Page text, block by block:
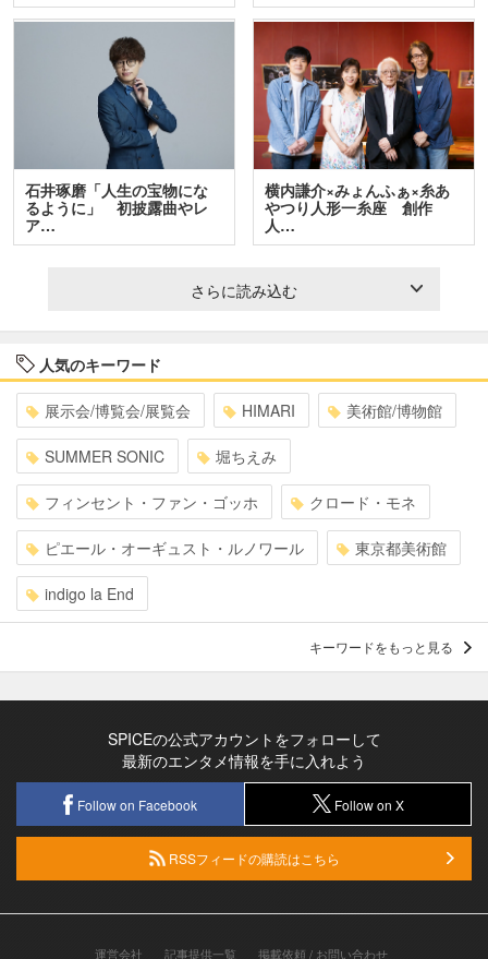
石井琢磨「人生の宝物にな
るように」 初披露曲やレ
ア…
横内謙介×みょんふぁ×糸あ
やつり人形一糸座 創作
人…
さらに読み込む
人気のキーワード
展示会/博覧会/展覧会 HIMARI 美術館/博物館
SUMMER SONIC 堀ちえみ
フィンセント・ファン・ゴッホ クロード・モネ
ピエール・オーギュスト・ルノワール 東京都美術館
indigo la End
キーワードをもっと見る
SPICEの公式アカウントをフォローして
最新のエンタメ情報を手に入れよう
Follow on Facebook Follow on X
RSSフィードの購読はこちら
運営会社 記事提供一覧 掲載依頼 / お問い合わせ